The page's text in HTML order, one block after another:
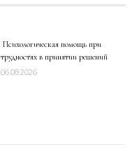
Психологическая помощь при
трудностях в принятии решений
06.08.2026